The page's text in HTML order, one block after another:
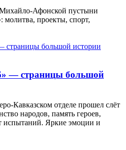
пустыни
молитва, проекты, спорт,
— страницы большой
Кавказском отделе прошел слёт
народов, память героев,
испытаний. Яркие эмоции и